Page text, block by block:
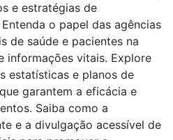
e estratégias de
o papel das agências
de saúde e pacientes na
informações vitais. Explore
estatísticas e planos de
garantem a eficácia e
Saiba como a
e a divulgação acessível de